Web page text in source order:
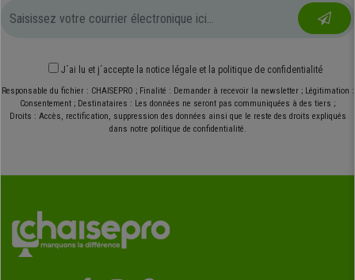
J´ai lu et j´accepte la notice légale et la politique de confidentialité
Responsable du fichier : CHAISEPRO ; Finalité : Demander à recevoir la newsletter ; Légitimation :
Consentement ; Destinataires : Les données ne seront pas communiquées à des tiers ;
Droits : Accès, rectification, suppression des données ainsi que le reste des droits expliqués
dans notre politique de confidentialité.